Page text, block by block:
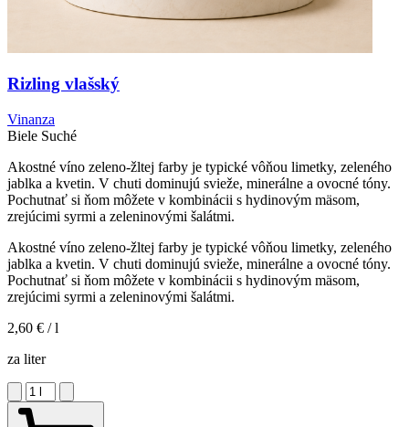
Rizling vlašský
Vinanza
Biele Suché
Akostné víno zeleno-žltej farby je typické vôňou limetky, zeleného
jablka a kvetin. V chuti dominujú svieže, minerálne a ovocné tóny.
Pochutnať si ňom môžete v kombinácii s hydinovým mäsom,
zrejúcimi syrmi a zeleninovými šalátmi.
Akostné víno zeleno-žltej farby je typické vôňou limetky, zeleného
jablka a kvetin. V chuti dominujú svieže, minerálne a ovocné tóny.
Pochutnať si ňom môžete v kombinácii s hydinovým mäsom,
zrejúcimi syrmi a zeleninovými šalátmi.
2,60 € / l
za liter